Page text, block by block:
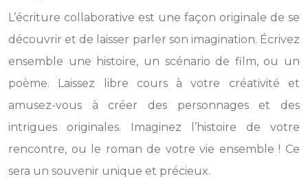
L’écriture collaborative est une façon originale de se
découvrir et de laisser parler son imagination. Écrivez
ensemble une histoire, un scénario de film, ou un
poème. Laissez libre cours à votre créativité et
amusez-vous à créer des personnages et des
intrigues originales. Imaginez l’histoire de votre
rencontre, ou le roman de votre vie ensemble ! Ce
sera un souvenir unique et précieux.